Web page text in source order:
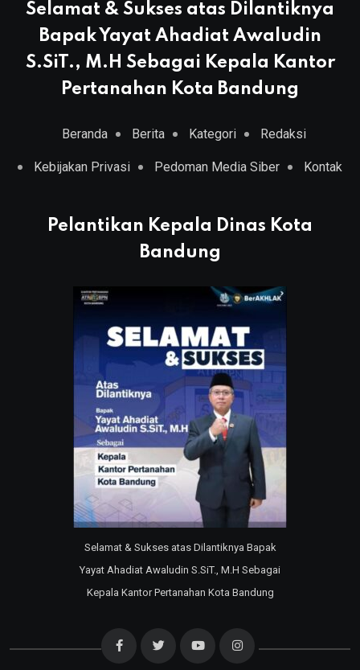
Selamat & Sukses atas Dilantiknya
Bapak Yayat Ahadiat Awaludin
S.SiT., M.H Sebagai Kepala Kantor
Pertanahan Kota Bandung
Beranda Berita Kategori Redaksi
Kebijakan Privasi Pedoman Media Siber Kontak
Pelantikan Kepala Dinas Kota
Bandung
Selamat & Sukses atas Dilantiknya Bapak
Yayat Ahadiat Awaludin S.SiT., M.H Sebagai
Kepala Kantor Pertanahan Kota Bandung